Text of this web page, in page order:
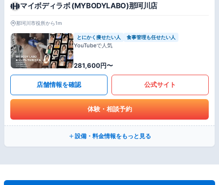
マイボディラボ (MYBODYLABO)那珂川店
那珂川市役所から1m
とにかく痩せたい人 食事管理も任せたい人
YouTubeで人気
281,600円〜
店舗情報を確認 公式サイト
体験・相談予約
設備・料金情報をもっと見る